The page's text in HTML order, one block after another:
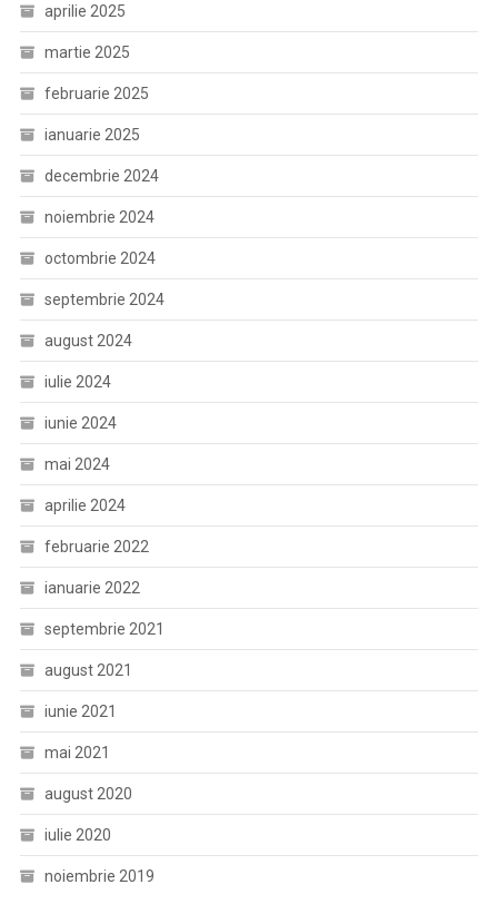
aprilie 2025
martie 2025
februarie 2025
ianuarie 2025
decembrie 2024
noiembrie 2024
octombrie 2024
septembrie 2024
august 2024
iulie 2024
iunie 2024
mai 2024
aprilie 2024
februarie 2022
ianuarie 2022
septembrie 2021
august 2021
iunie 2021
mai 2021
august 2020
iulie 2020
noiembrie 2019